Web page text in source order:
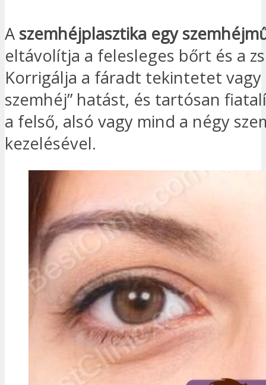
A szemhéjplasztika egy
eltávolítja a felesleges bőrt és a
Korrigálja a fáradt tekintetet vagy
szemhéj” hatást, és tartósan
a felső, alsó vagy mind a négy
kezelésével.